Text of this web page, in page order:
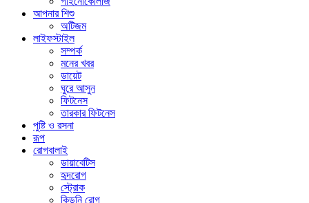
আপনার শিশু
অটিজম
লাইফস্টাইল
সম্পর্ক
মনের খবর
ডায়েট
ঘুরে আসুন
ফিটনেস
তারকার ফিটনেস
পুষ্টি ও রসনা
রূপ
রোগবালাই
ডায়াবেটিস
হৃদরোগ
স্ট্রোক
কিডনি রোগ